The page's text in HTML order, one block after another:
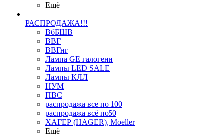
Ещё
РАСПРОДАЖА!!!
ВбБШВ
ВВГ
ВВГнг
Лампа GE галогенн
Лампы LED SALE
Лампы КЛЛ
НУМ
ПВС
распродажа все по 100
распродажа всё по50
ХАГЕР (HAGER), Moeller
Ещё